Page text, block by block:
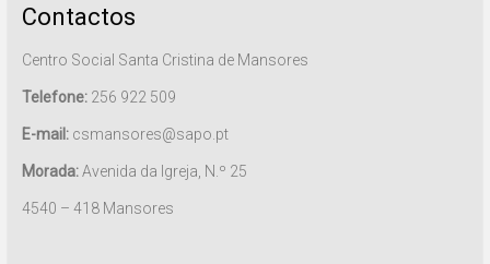
Contactos
Centro Social Santa Cristina de Mansores
Telefone:256 922 509
E-mail:csmansores@sapo.pt
Morada:Avenida da Igreja, N.º 25
4540 – 418 Mansores